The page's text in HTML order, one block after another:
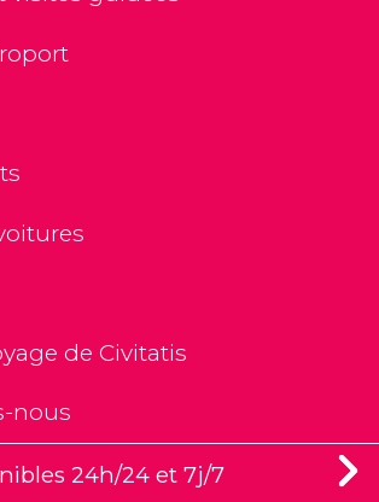
de Civitatis
nous
24h/24 et 7j/7